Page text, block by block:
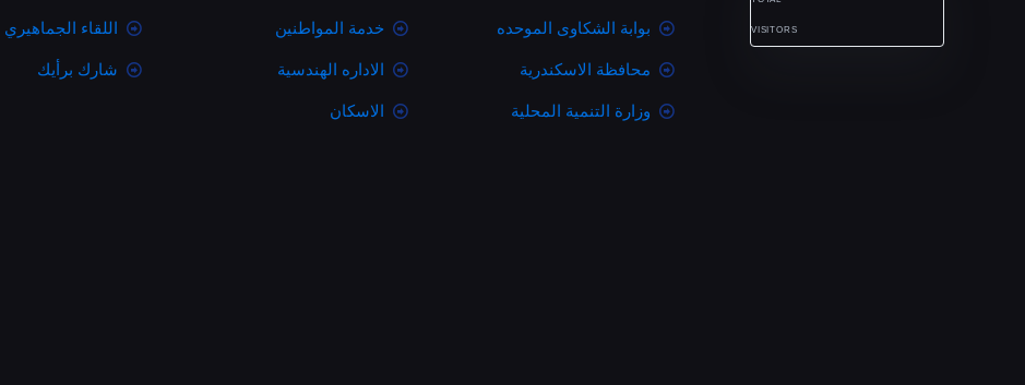
VISITORS
بوابة الشكاوى الموحده
محافظة الاسكندرية
وزارة التنمية المحلية
خدمة المواطنين
الاداره الهندسية
الاسكان
اللقاء الجماهيري
شارك برأيك